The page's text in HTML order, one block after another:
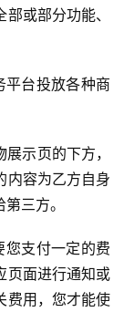
或部分功能、
平台投放各种商
示页的下方，
内容为乙方自身
三方。
支付一定的费
页面进行通知或
费用，您才能使